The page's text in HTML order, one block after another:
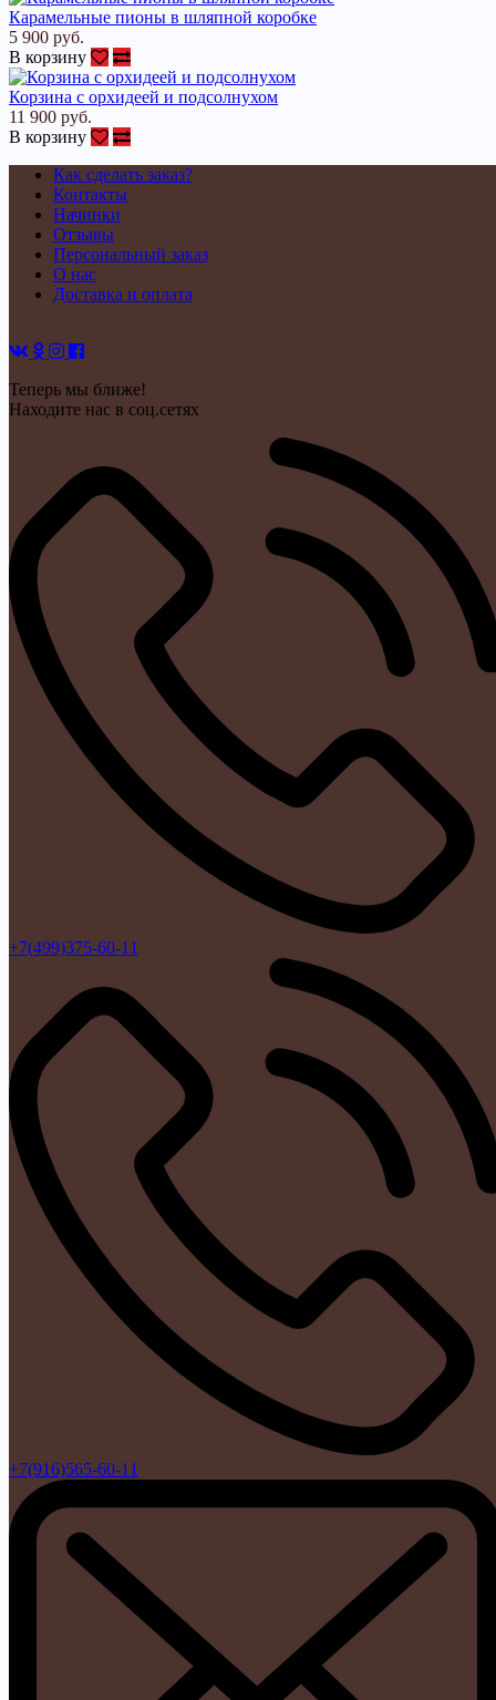
Карамельные пионы в шляпной коробке
5 900 руб.
В корзину
Корзина с орхидеей и подсолнухом
11 900 руб.
В корзину
Как сделать заказ?
Контакты
Начинки
Отзывы
Персональный заказ
О нас
Доставка и оплата
Теперь мы ближе!
Находите нас в соц.сетях
+7(499)375-60-11
+7(916)565-60-11